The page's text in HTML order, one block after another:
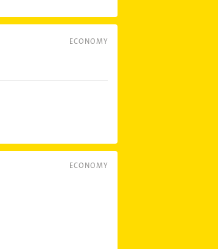
ECONOMY
ECONOMY